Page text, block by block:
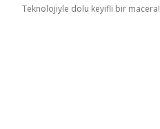
Teknolojiyle dolu keyifli bir macera!